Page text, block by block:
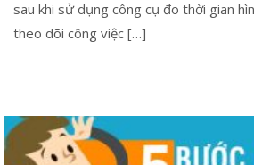
sau khi sử dụng công cụ đo thời gian
theo dõi công việc […]